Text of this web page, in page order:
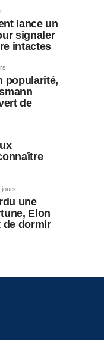
lance un
signaler
intactes
popularité,
de
jours
une
Elon
de dormir